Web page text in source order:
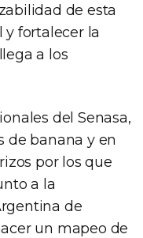
de esta
fortalecer la
a los
del Senasa,
de banana y en
por los que
a la
de
un mapeo de